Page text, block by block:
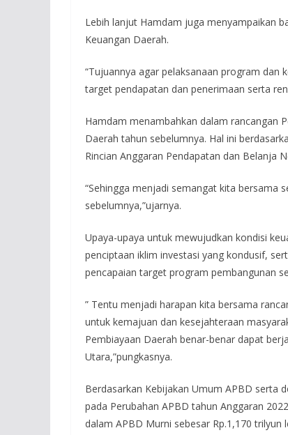
Lebih lanjut Hamdam juga menyampaikan
Keuangan Daerah.
“Tujuannya agar pelaksanaan program dan
target pendapatan dan penerimaan serta
Hamdam menambahkan dalam rancangan
Daerah tahun sebelumnya. Hal ini
Rincian Anggaran Pendapatan dan Belanja
“Sehingga menjadi semangat kita bersama
sebelumnya,”ujarnya.
Upaya-upaya untuk mewujudkan kondisi
penciptaan iklim investasi yang kondusif,
pencapaian target program pembangunan
” Tentu menjadi harapan kita bersama
untuk kemajuan dan kesejahteraan
Pembiayaan Daerah benar-benar dapat
Utara,”pungkasnya.
Berdasarkan Kebijakan Umum APBD serta
pada Perubahan APBD tahun Anggaran
dalam APBD Murni sebesar Rp.1,170 trilyun